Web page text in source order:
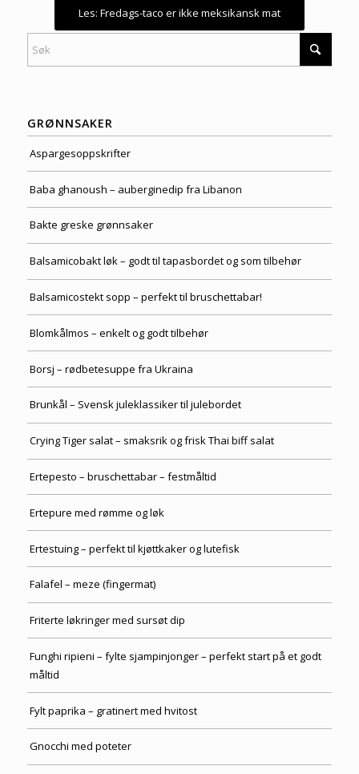
Les: Fredags-taco er ikke meksikansk mat
GRØNNSAKER
Aspargesoppskrifter
Baba ghanoush – auberginedip fra Libanon
Bakte greske grønnsaker
Balsamicobakt løk – godt til tapasbordet og som tilbehør
Balsamicostekt sopp – perfekt til bruschettabar!
Blomkålmos – enkelt og godt tilbehør
Borsj – rødbetesuppe fra Ukraina
Brunkål – Svensk juleklassiker til julebordet
Crying Tiger salat – smaksrik og frisk Thai biff salat
Ertepesto – bruschettabar – festmåltid
Ertepure med rømme og løk
Ertestuing – perfekt til kjøttkaker og lutefisk
Falafel – meze (fingermat)
Friterte løkringer med sursøt dip
Funghi ripieni – fylte sjampinjonger – perfekt start på et godt
måltid
Fylt paprika – gratinert med hvitost
Gnocchi med poteter